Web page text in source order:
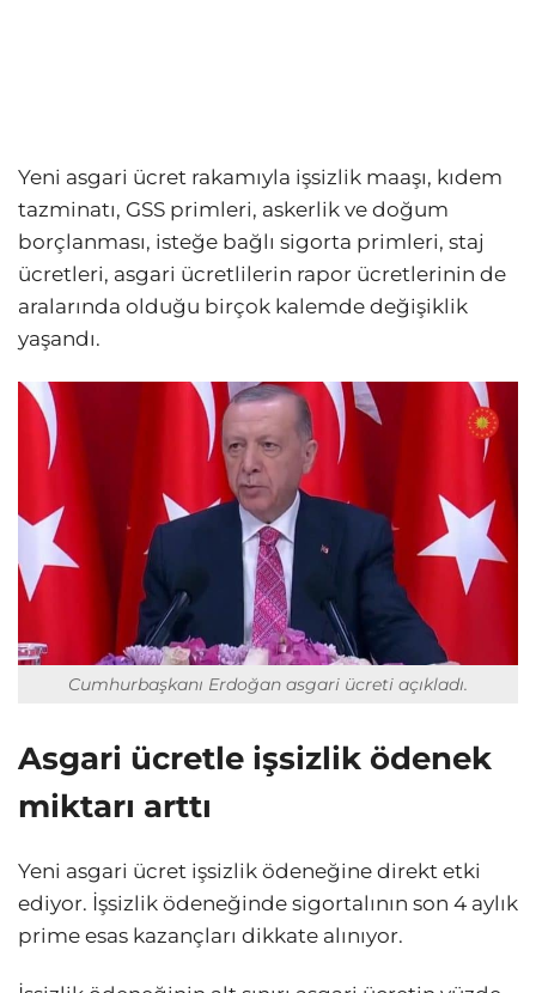
Yeni asgari ücret rakamıyla işsizlik maaşı, kıdem
tazminatı, GSS primleri, askerlik ve doğum
borçlanması, isteğe bağlı sigorta primleri, staj
ücretleri, asgari ücretlilerin rapor ücretlerinin de
aralarında olduğu birçok kalemde değişiklik
yaşandı.
Cumhurbaşkanı Erdoğan asgari ücreti açıkladı.
Asgari ücretle işsizlik ödenek
miktarı arttı
Yeni asgari ücret işsizlik ödeneğine direkt etki
ediyor. İşsizlik ödeneğinde sigortalının son 4 aylık
prime esas kazançları dikkate alınıyor.